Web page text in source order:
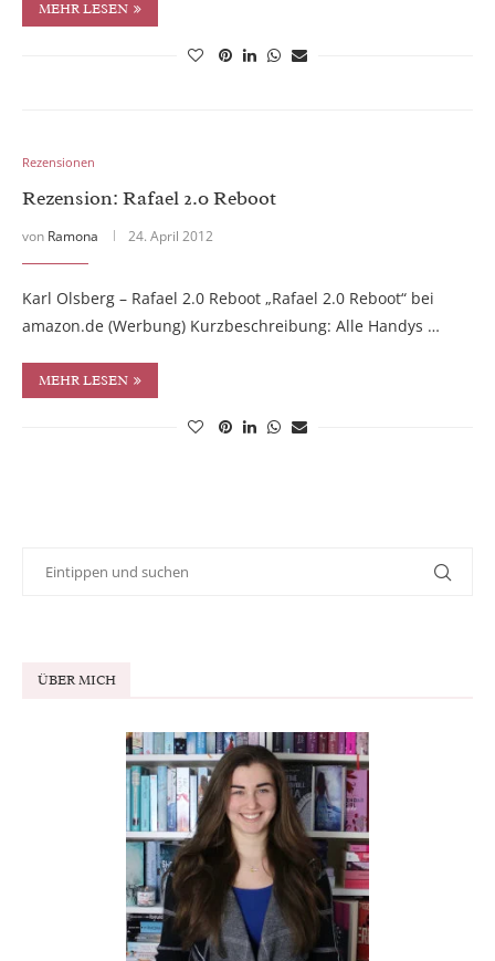
MEHR LESEN
Rezensionen
Rezension: Rafael 2.0 Reboot
von Ramona 24. April 2012
Karl Olsberg – Rafael 2.0 Reboot „Rafael 2.0 Reboot“ bei
amazon.de (Werbung) Kurzbeschreibung: Alle Handys …
MEHR LESEN
ÜBER MICH